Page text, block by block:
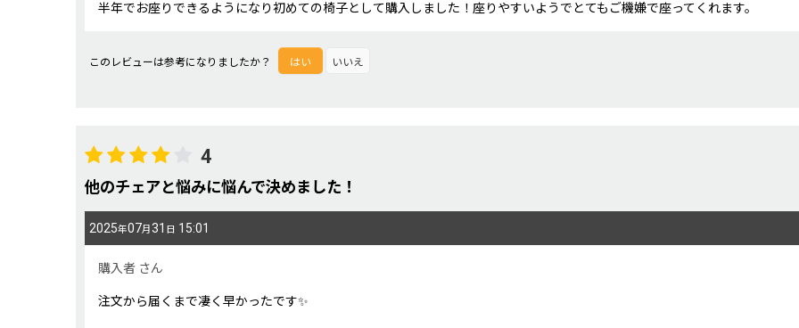
半年でお座りできるようになり初めての椅子として購入しました！座りやすいようでとてもご機嫌で座ってくれます。
このレビューは参考になりましたか？ はい いいえ
4
他のチェアと悩みに悩んで決めました！
2025年07月 31 日 15:01
購入者 さん
注文から届くまで凄く早かったです✨